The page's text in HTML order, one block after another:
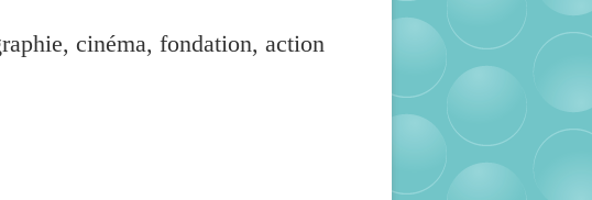
cinéma, fondation, action